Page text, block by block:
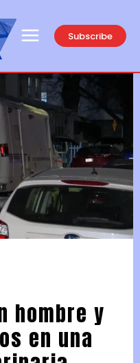
Subscribe
hombre y
en una